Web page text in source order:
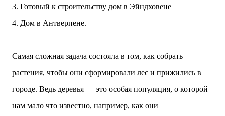
прошлом участка с принц...
3. Готовый к строительству дом в Эйндховене
4. Дом в Антверпене.
Самая сложная задача состояла в том, как собрать
растения, чтобы они сформировали лес и прижились в
городе. Ведь деревья — это особая популяция, о которой
нам мало что известно, например, как они